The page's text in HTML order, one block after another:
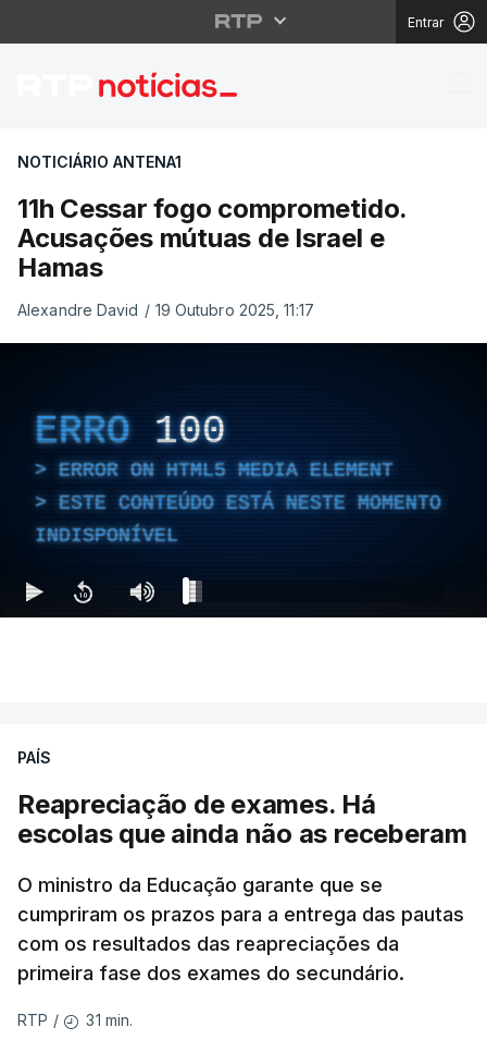
Entrar
11h Cessar fogo
NOTICIÁRIO ANTENA1
11h Cessar fogo comprometido.
Acusações mútuas de Israel e
Hamas
Alexandre David / 19 Outubro 2025, 11:17
ERRO 100
ERROR ON HTML5 MEDIA ELEMENT
ESTE CONTEÚDO ESTÁ NESTE MOMENTO
INDISPONÍVEL
PAÍS
Reapreciação de exames. Há
escolas que ainda não as receberam
O ministro da Educação garante que se
cumpriram os prazos para a entrega das pautas
com os resultados das reapreciações da
primeira fase dos exames do secundário.
RTP / 31 min.